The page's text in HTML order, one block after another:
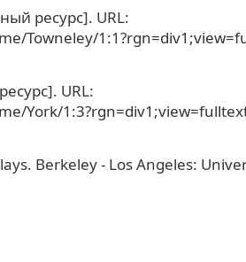
ресурс]. URL:
Towneley/
URL:
York/
Berkeley - Los Angeles: